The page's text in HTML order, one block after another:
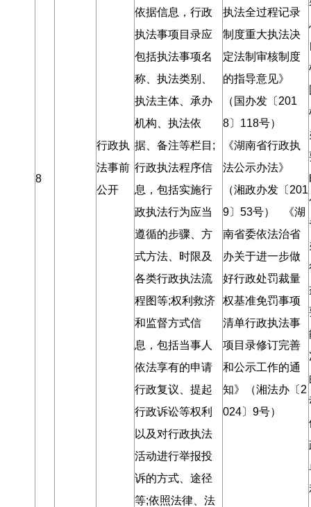
8
行政执
法事前
公开
依据信息 ， 行政
执法事项目录应
包括执法事项名
称、执法类别、
执法主体、承办
机构、执法依
据、备注等栏目;
行政执法程序信
息 ， 包括实施行
政执法行为应当
遵循的步骤、方
式方法、时限及
各类行政执法流
程图等;权利救济
和监督方式信
息 ， 包括当事人
依法享有的申请
行政复议、提起
行政诉讼等权利
以及对行政执法
活动进行举报投
诉的方式、途径
等;依照法律、法
执法全过程记录
制度重大执法决
定法制审核制度
的指导意见》
（国办发〔201
8〕118号）
《湖南省行政执
法公示办法》
（湘政办发〔201
9〕53号） 《湖
南省委依法治省
办关于进一步做
好行政处罚裁量
权基准免罚事项
清单行政执法事
项目录修订完善
和公示工作的通
知》（湘法办〔2
024〕9号）